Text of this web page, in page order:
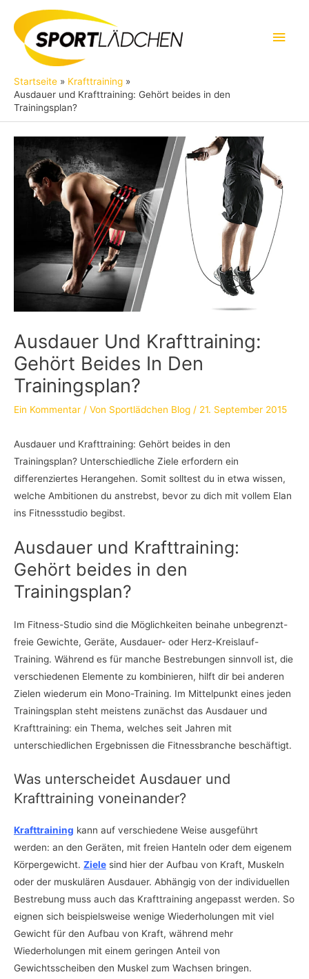
Inhalt
springen
Startseite
Krafttraining
Ausdauer und Krafttraining: Gehört beides in den
Trainingsplan?
Ausdauer Und Krafttraining:
Gehört Beides In Den
Trainingsplan?
Ein Kommentar / Von Sportlädchen Blog / 21. September 2015
Ausdauer und Krafttraining: Gehört beides in den
Trainingsplan? Unterschiedliche Ziele erfordern ein
differenziertes Herangehen. Somit solltest du in etwa wissen,
welche Ambitionen du anstrebst, bevor zu dich mit vollem Elan
ins Fitnessstudio begibst.
Ausdauer und Krafttraining:
Gehört beides in den
Trainingsplan?
Im Fitness-Studio sind die Möglichkeiten beinahe unbegrenzt-
freie Gewichte, Geräte, Ausdauer- oder Herz-Kreislauf-
Training. Während es für manche Bestrebungen sinnvoll ist, die
verschiedenen Elemente zu kombinieren, hilft dir bei anderen
Zielen wiederum ein Mono-Training. Im Mittelpunkt eines jeden
Trainingsplan steht meistens zunächst das Ausdauer und
Krafttraining: ein Thema, welches seit Jahren mit
unterschiedlichen Ergebnissen die Fitnessbranche beschäftigt.
Was unterscheidet Ausdauer und
Krafttraining voneinander?
Krafttraining kann auf verschiedene Weise ausgeführt
werden: an den Geräten, mit freien Hanteln oder dem eigenem
Körpergewicht. Ziele sind hier der Aufbau von Kraft, Muskeln
oder der muskulären Ausdauer. Abhängig von der individuellen
Bestrebung muss auch das Krafttraining angepasst werden. So
eignen sich beispielsweise wenige Wiederholungen mit viel
Gewicht für den Aufbau von Kraft, während mehr
Wiederholungen mit einem geringen Anteil von
Gewichtsscheiben den Muskel zum Wachsen bringen.